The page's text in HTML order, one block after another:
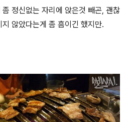
정신없는 자리에 앉은것 빼곤, 괜찮
않았다는게 좀 흠이긴 했지만.